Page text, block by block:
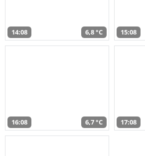
14:08 6,8 °C 15:08
16:08 6,7 °C 17:08